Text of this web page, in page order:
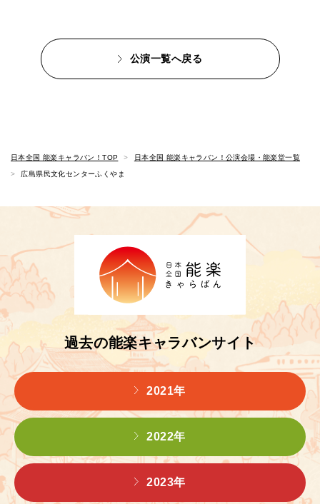
公演一覧へ戻る
日本全国 能楽キャラバン！TOP 日本全国 能楽キャラバン！公演会場・能楽堂一覧
広島県民文化センターふくやま
過去の能楽キャラバンサイト
2021年
2022年
2023年